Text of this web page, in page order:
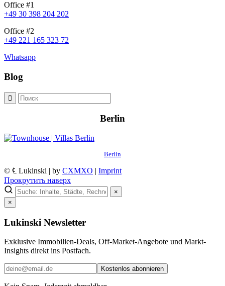
Office #1
+49 30 398 204 202
Office #2
+49 221 165 323 72
Whatsapp
Blog
Berlin
Berlin
© ℄ Lukinski | by CXMXO | Imprint
Прокрутить наверх
×
×
Lukinski Newsletter
Exklusive Immobilien-Deals, Off-Market-Angebote und Markt-
Insights direkt ins Postfach.
Kostenlos abonnieren